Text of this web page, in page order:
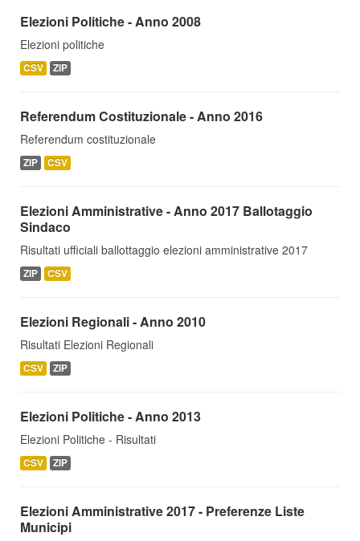
Elezioni Politiche - Anno 2008
Elezioni politiche
CSV ZIP
Referendum Costituzionale - Anno 2016
Referendum costituzionale
ZIP CSV
Elezioni Amministrative - Anno 2017 Ballotaggio
Sindaco
Risultati ufficiali ballottaggio elezioni amministrative 2017
ZIP CSV
Elezioni Regionali - Anno 2010
Risultati Elezioni Regionali
CSV ZIP
Elezioni Politiche - Anno 2013
Elezioni Politiche - Risultati
CSV ZIP
Elezioni Amministrative 2017 - Preferenze Liste
Municipi